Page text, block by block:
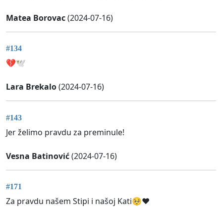
Matea Borovac(2024-07-16)
#134
💔🕊️
Lara Brekalo(2024-07-16)
#143
Jer želimo pravdu za preminule!
Vesna Batinović(2024-07-16)
#171
Za pravdu našem Stipi i našoj Kati🥺❤️